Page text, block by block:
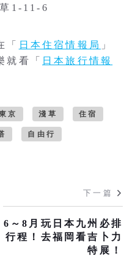
1-11-6
日本住宿情報局 」
看「
日本旅行情報
京 淺草 住宿
自由行
下一篇
6～8月玩日本九州必排
行程！去福岡看吉卜力
特展！